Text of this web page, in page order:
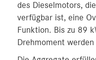
des Dieselmotors,
verfügbar ist, eine
Funktion. Bis zu 89
Drehmoment